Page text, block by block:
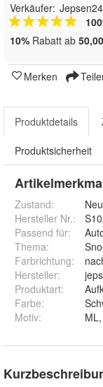
Verkäufer: Jepsen24
10% Rabatt ab
Merken
Produktdetails
Produktsicherheit
Zustand:
Neu
Hersteller Nr.:
Passend für:
Thema:
Farbrichtung:
Hersteller:
Produktart:
Farbe:
Motiv: